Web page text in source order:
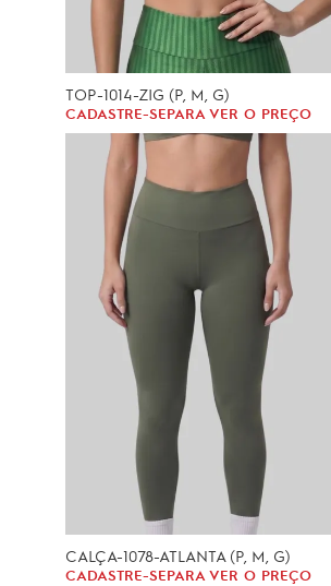
TOP-1014-ZIG (P, M, G)
CADASTRE-SEPARA VER O PREÇO
CALÇA-1078-ATLANTA (P, M, G)
CADASTRE-SEPARA VER O PREÇO